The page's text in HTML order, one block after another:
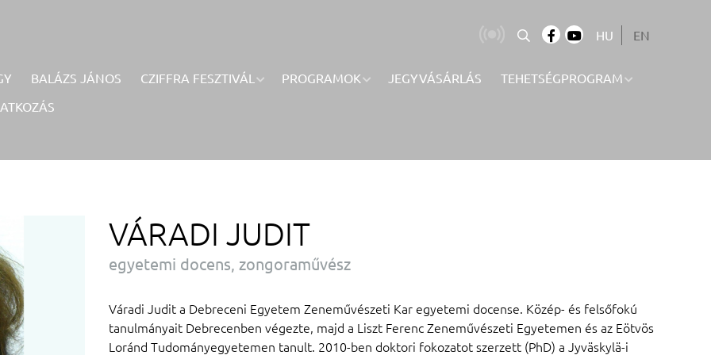
HU EN
BALÁZS JÁNOS CZIFFRA FESZTIVÁL PROGRAMOK JEGYVÁSÁRLÁS
TEHETSÉGPROGRAM
VÁRADI JUDIT
egyetemi docens, zongoraművész
Váradi Judit a Debreceni Egyetem Zeneművészeti Kar egyetemi docense. Közép- és felsőfokú
tanulmányait Debrecenben végezte, majd a Liszt Ferenc Zeneművészeti Egyetemen és az Eötvös
Loránd Tudományegyetemen tanult. 2010-ben doktori fokozatot szerzett (PhD) a Jyväskylä-i